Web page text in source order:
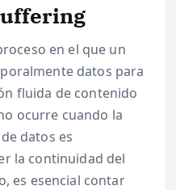
en el que un
datos para
fluida de contenido
ocurre cuando la
datos es
la continuidad del
es esencial contar